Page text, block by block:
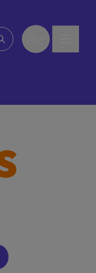
Wpisz, czego